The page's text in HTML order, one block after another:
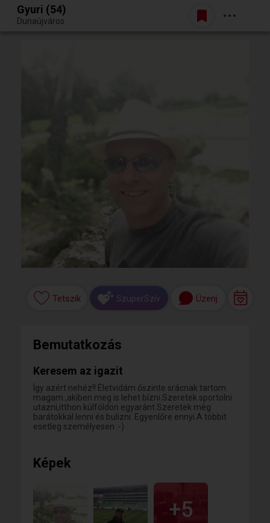
Egy jó randiból bármi lehet.
Belépés
Gyuri (54)
Dunaújváros
Tetszik SzuperSzív Üzenj
Bemutatkozás
Keresem az igazit
Így azért nehéz!! Életvidám őszinte srácnak tartom
magam ,akiben meg is lehet bízni.Szeretek sportolni
utazni,itthon külföldön egyaránt.Szeretek még
barátokkal lenni és bulizni. Egyenlőre ennyi.A többit
esetleg személyesen :-)
Képek
+5